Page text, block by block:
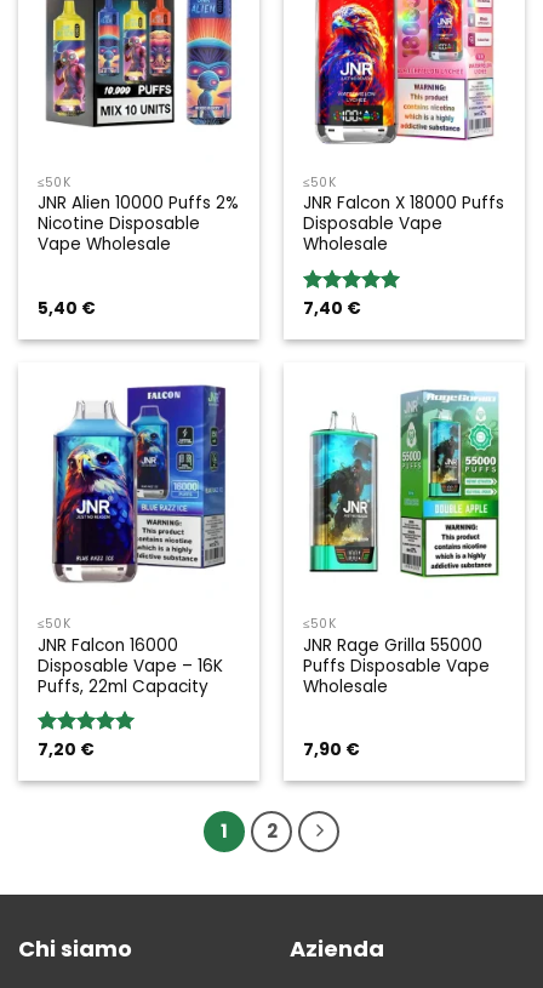
≤50K
JNR Alien 10000 Puffs 2%
Nicotine Disposable
Vape Wholesale
5,40 €
≤50K
JNR Falcon X 18000 Puffs
Disposable Vape
Wholesale
Rated5.00
7,40 €
≤50K
JNR Falcon 16000
Disposable Vape – 16K
Puffs, 22ml Capacity
Rated5.00
7,20 €
≤50K
JNR Rage Grilla 55000
Puffs Disposable Vape
Wholesale
7,90 €
1 2
Chi siamo Azienda